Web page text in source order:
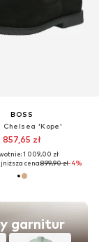
garnitur
BOSS
Chelsea 'Kope'
857,65 zł
1 009,00 zł
cena:899,90 zł-4%